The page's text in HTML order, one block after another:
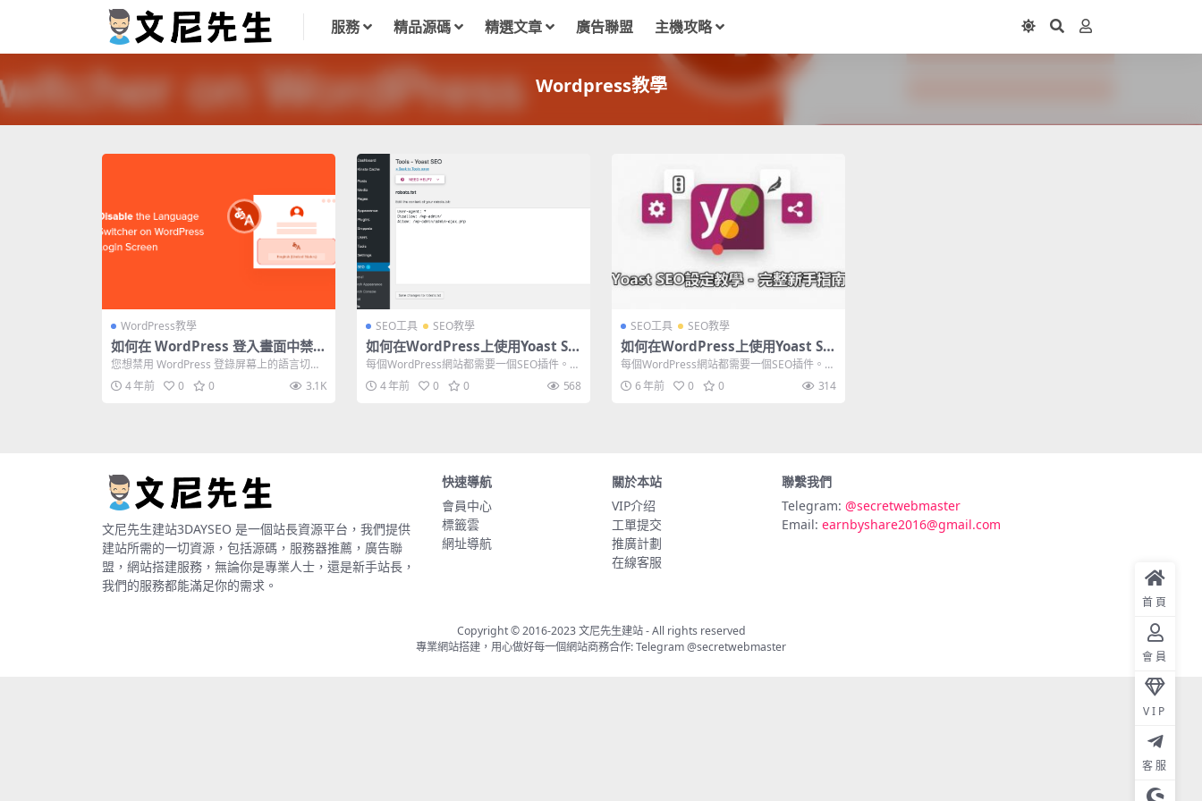
服務 精品源碼 精選文章 廣告聯盟 主機攻略
Wordpress教學
WordPress教學
如何在 WordPress 登入畫面中禁用
語言切換器
您想禁用 WordPress 登錄屏幕上的語言切換
器嗎？ 禁用語言切換器會使您的...
4 年前 0 0 3.1K
SEO工具 SEO教學
如何在WordPress上使用Yoast SE
O？ 給初學者的超完整教程(2020更
新)
每個WordPress網站都需要一個SEO插件。
而說到SEO插件，Yoast ...
4 年前 0 0 568
SEO工具 SEO教學
如何在WordPress上使用Yoast SE
O？ 2022年的新手超完整教程，帶
小白站長做SEO
每個WordPress網站都需要一個SEO插件。
而說到SEO插件，Yoast ...
6 年前 0 0 314
文尼先生建站3DAYSEO 是一個站長資源平台，我們提供
建站所需的一切資源，包括源碼，服務器推薦，廣告聯
盟，網站搭建服務，無論你是專業人士，還是新手站長，
我們的服務都能滿足你的需求。
快速導航
會員中心
標籤雲
網址導航
關於本站
VIP介绍
工單提交
推廣計劃
在線客服
聯繫我們
Telegram: @secretwebmaster
Email: earnbyshare2016@gmail.com
Copyright © 2016-2023文尼先生建站- All rights reserved
專業網站搭建，用心做好每一個網站商務合作: Telegram@secretwebmaster
首頁
會員
VIP
客服